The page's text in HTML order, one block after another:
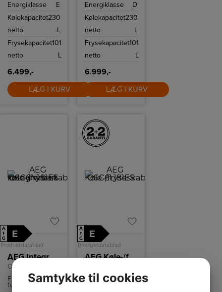
Energiklasse
E
Kølekapacitet
netto
230
L
Frysekapacitet
netto
101
L
6.499,-
LÆG I KURV
230 L og
101 L og med
Energiklasse
D
Kølekapacitet
netto
230
L
Frysekapacitet
netto
101
L
6.999,-
LÆG I KURV
A
↑
G
E
Produktdatablad
AEG Integrerbart køle-/fryseskab
OSC6N181ES
Frostmatic-
funktionen
A
↑
G
E
Produktdatablad
AEG Køle-/fryseskab
AEG
Køle-/fryseskab
Samtykke til cookies